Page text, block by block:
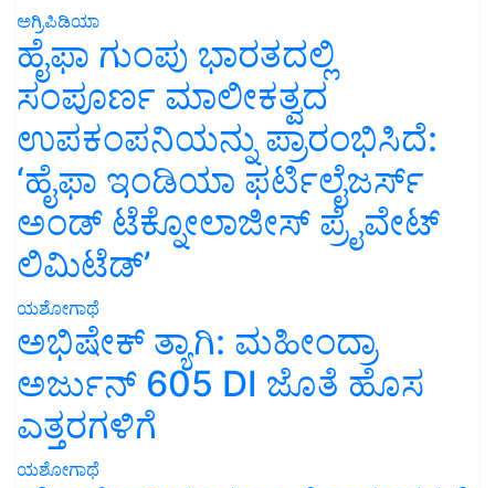
ಅಗ್ರಿಪಿಡಿಯಾ
ಹೈಫಾ ಗುಂಪು ಭಾರತದಲ್ಲಿ
ಸಂಪೂರ್ಣ ಮಾಲೀಕತ್ವದ
ಉಪಕಂಪನಿಯನ್ನು ಪ್ರಾರಂಭಿಸಿದೆ:
‘ಹೈಫಾ ಇಂಡಿಯಾ ಫರ್ಟಿಲೈಜರ್ಸ್
ಅಂಡ್ ಟೆಕ್ನೋಲಾಜೀಸ್ ಪ್ರೈವೇಟ್
ಲಿಮಿಟೆಡ್’
ಯಶೋಗಾಥೆ
ಅಭಿಷೇಕ್ ತ್ಯಾಗಿ: ಮಹೀಂದ್ರಾ
ಅರ್ಜುನ್ 605 DI ಜೊತೆ ಹೊಸ
ಎತ್ತರಗಳಿಗೆ
ಯಶೋಗಾಥೆ